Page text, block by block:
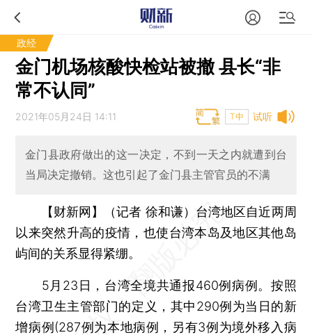
政经
金门机场核酸快检站被撤 县长“非
常不认同”
试听
2021年05月24日 14:11 T中
金门县政府做出的这一决定，不到一天之内就遭到台
当局决定撤销。这也引起了金门县主管官员的不满
【财新网】（记者 徐和谦） 台湾地区自近两周
以来突然升高的疫情，也使台湾本岛及地区其他岛
屿间的关系显得紧绷。
5月23日，台湾全境共通报460例病例。按照
台湾卫生主管部门的定义，其中290例为当日的新
增病例(287例为本地病例，另有3例为境外移入病